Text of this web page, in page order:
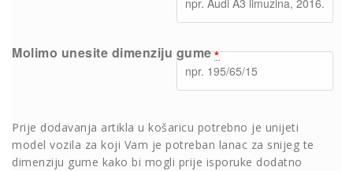
Molimo unesite dimenziju gume *
Prije dodavanja artikla u košaricu potrebno je unijeti
model vozila za koji Vam je potreban lanac za snijeg te
dimenziju gume kako bi mogli prije isporuke dodatno